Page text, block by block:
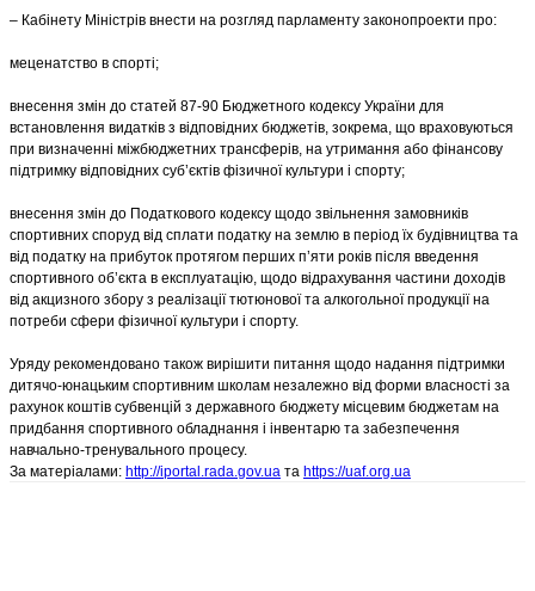
– Кабінету Міністрів внести на розгляд парламенту законопроекти про:
меценатство в спорті;
внесення змін до статей 87-90 Бюджетного кодексу України для
встановлення видатків з відповідних бюджетів, зокрема, що враховуються
при визначенні міжбюджетних трансферів, на утримання або фінансову
підтримку відповідних суб’єктів фізичної культури і спорту;
внесення змін до Податкового кодексу щодо звільнення замовників
спортивних споруд від сплати податку на землю в період їх будівництва та
від податку на прибуток протягом перших п’яти років після введення
спортивного об’єкта в експлуатацію, щодо відрахування частини доходів
від акцизного збору з реалізації тютюнової та алкогольної продукції на
потреби сфери фізичної культури і спорту.
Уряду рекомендовано також вирішити питання щодо надання підтримки
дитячо-юнацьким спортивним школам незалежно від форми власності за
рахунок коштів субвенцій з державного бюджету місцевим бюджетам на
придбання спортивного обладнання і інвентарю та забезпечення
навчально-тренувального процесу.
За матеріалами: http://iportal.rada.gov.ua та https://uaf.org.ua